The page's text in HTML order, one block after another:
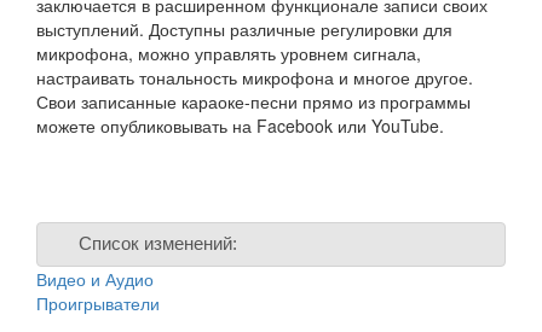
выступлений. Доступны различные регулировки для
микрофона, можно управлять уровнем сигнала,
настраивать тональность микрофона и многое другое.
Свои записанные караоке-песни прямо из программы
можете опубликовывать на Facebook или YouTube.
Список изменений:
Видео и Аудио
Проигрыватели